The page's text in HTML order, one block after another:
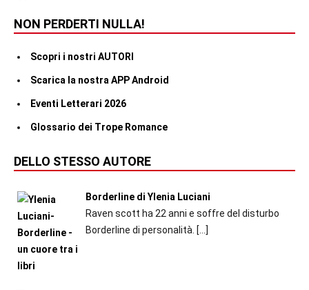
NON PERDERTI NULLA!
Scopri i nostri AUTORI
Scarica la nostra APP Android
Eventi Letterari 2026
Glossario dei Trope Romance
DELLO STESSO AUTORE
Borderline di Ylenia Luciani
Raven scott ha 22 anni e soffre del disturbo
Borderline di personalità. […]